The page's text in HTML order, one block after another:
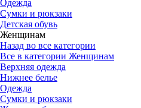
Одежда
Сумки и рюкзаки
Детская обувь
Женщинам
Назад во все категории
Все в категории Женщинам
Верхняя одежда
Нижнее белье
Одежда
Сумки и рюкзаки